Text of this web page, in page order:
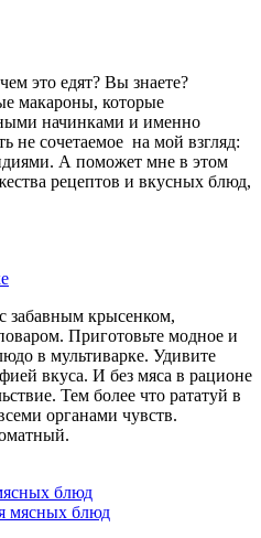
это едят? Вы знаете?
макароны, которые
начинками и именно
не сочетаемое на мой взгляд:
А поможет мне в этом
рецептов и вкусных блюд,
забавным крысенком,
Приготовьте модное и
в мультиварке. Удивите
вкуса. И без мяса в рационе
Тем более что рататуй в
органами чувств.
блюд